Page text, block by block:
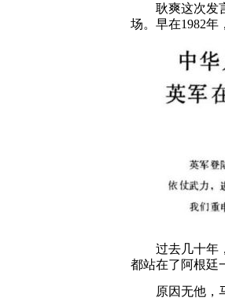
耿爽这次发言
场。早在1982年
过去几十年，
都站在了阿根廷
原因无他，马